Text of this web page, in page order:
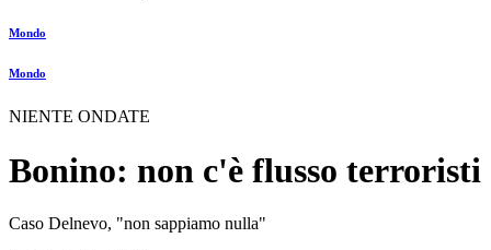
Mondo
Mondo
NIENTE ONDATE
Bonino: non c'è flusso terroristi
Caso Delnevo, "non sappiamo nulla"